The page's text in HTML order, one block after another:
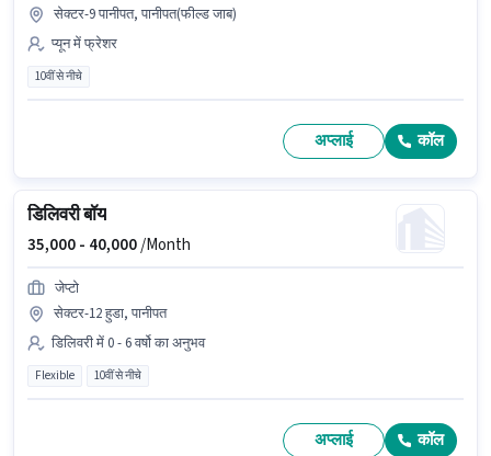
सेक्टर-9 पानीपत, पानीपत(फील्ड जाब)
प्यून में फ्रेशर
10वीं से नीचे
अप्लाई कॉल
डिलिवरी बॉय
35,000 - 40,000/Month
जेप्टो
सेक्टर-12 हुडा, पानीपत
डिलिवरी में 0 - 6 वर्षो का अनुभव
Flexible 10वीं से नीचे
अप्लाई कॉल